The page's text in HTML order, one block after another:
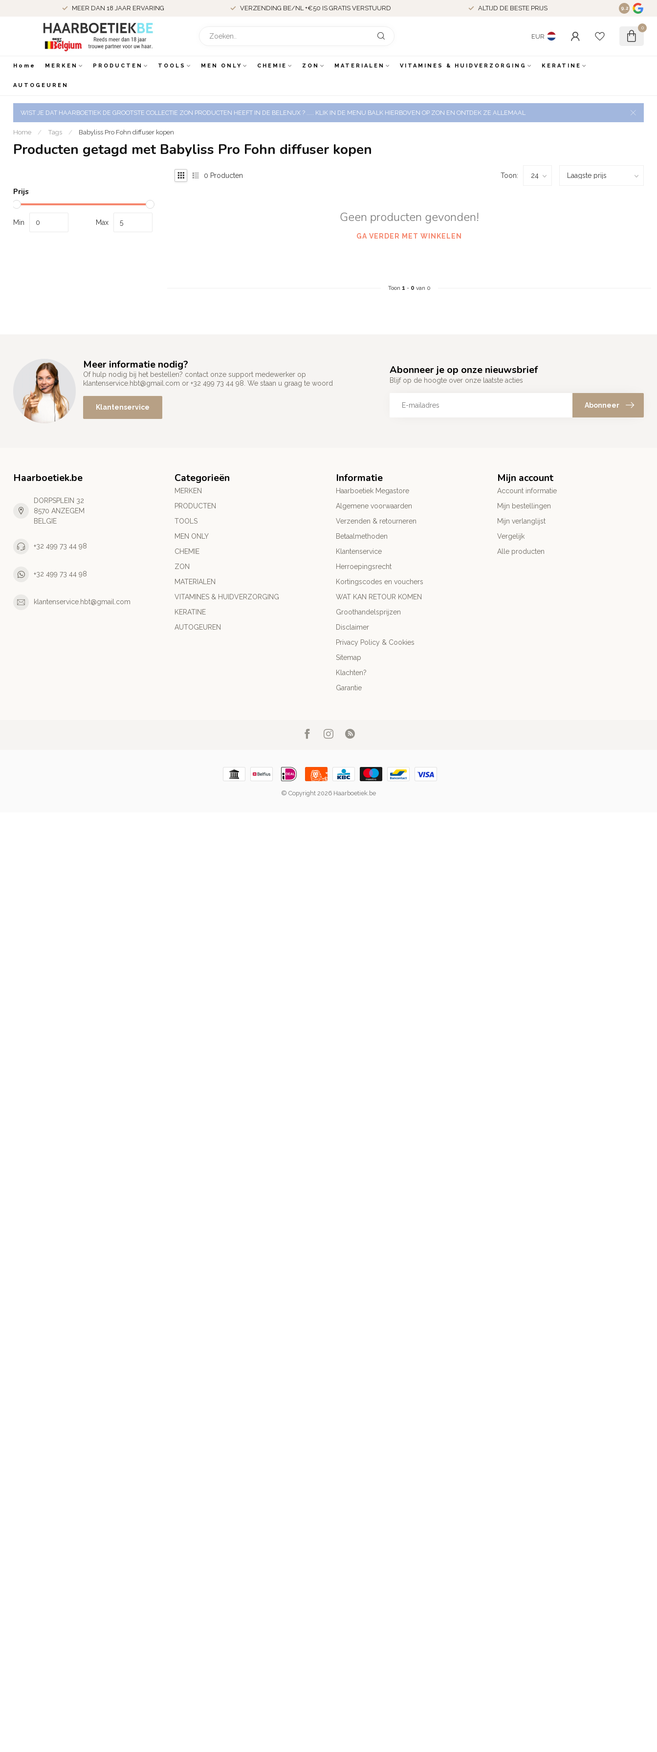
MEER DAN 18 JAAR ERVARING VERZENDING BE/NL +€50 IS GRATIS VERSTUURD ALTIJD DE BESTE PRIJS 9.2
EUR
0
Home MERKEN PRODUCTEN TOOLS MEN ONLY CHEMIE ZON MATERIALEN VITAMINES & HUIDVERZORGING KERATINE
AUTOGEUREN
WIST JE DAT HAARBOETIEK DE GROOTSTE COLLECTIE ZON PRODUCTEN HEEFT IN DE BELENUX ? ..... KLIK IN DE MENU BALK HIERBOVEN OP ZON EN ONTDEK ZE ALLEMAAL
Home / Tags / Babyliss Pro Fohn diffuser kopen
Producten getagd met Babyliss Pro Fohn diffuser kopen
Prijs
Min Max
0 Producten Toon:
Geen producten gevonden!
GA VERDER MET WINKELEN
Toon 1 - 0 van 0
Meer informatie nodig?
Of hulp nodig bij het bestellen? contact onze support medewerker op
klantenservice.hbt@gmail.com or +32 499 73 44 98. We staan u graag te woord
Klantenservice
Abonneer je op onze nieuwsbrief
Blijf op de hoogte over onze laatste acties
Abonneer
Haarboetiek.be
DORPSPLEIN 32
8570 ANZEGEM
BELGIE
+32 499 73 44 98
+32 499 73 44 98
klantenservice.hbt@gmail.com
Categorieën
MERKEN
PRODUCTEN
TOOLS
MEN ONLY
CHEMIE
ZON
MATERIALEN
VITAMINES & HUIDVERZORGING
KERATINE
AUTOGEUREN
Informatie
Haarboetiek Megastore
Algemene voorwaarden
Verzenden & retourneren
Betaalmethoden
Klantenservice
Herroepingsrecht
Kortingscodes en vouchers
WAT KAN RETOUR KOMEN
Groothandelsprijzen
Disclaimer
Privacy Policy & Cookies
Sitemap
Klachten?
Garantie
Mijn account
Account informatie
Mijn bestellingen
Mijn verlanglijst
Vergelijk
Alle producten
© Copyright 2026 Haarboetiek.be